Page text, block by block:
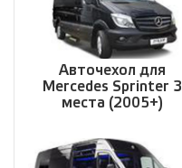
Авточехол для
Mercedes Sprinter 3
места (2005+)